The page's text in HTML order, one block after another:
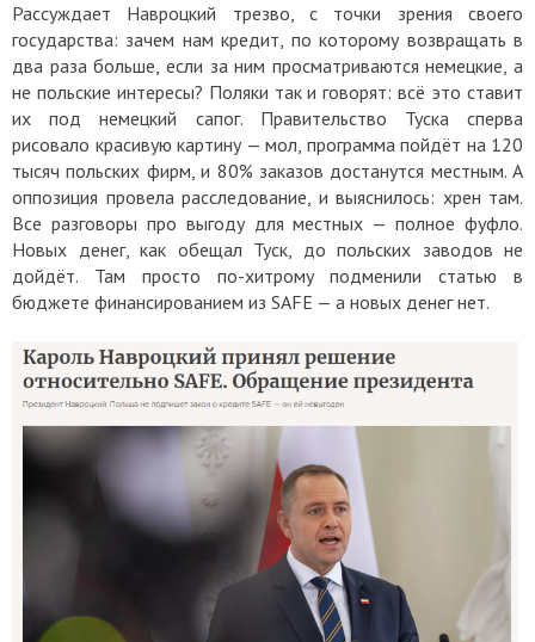
Рассуждает Навроцкий трезво, с точки зрения своего
государства: зачем нам кредит, по которому возвращать в
два раза больше, если за ним просматриваются немецкие, а
не польские интересы? Поляки так и говорят: всё это ставит
их под немецкий сапог. Правительство Туска сперва
рисовало красивую картину — мол, программа пойдёт на 120
тысяч польских фирм, и 80% заказов достанутся местным. А
оппозиция провела расследование, и выяснилось: хрен там.
Все разговоры про выгоду для местных — полное фуфло.
Новых денег, как обещал Туск, до польских заводов не
дойдёт. Там просто по-хитрому подменили статью в
бюджете финансированием из SAFE — а новых денег нет.